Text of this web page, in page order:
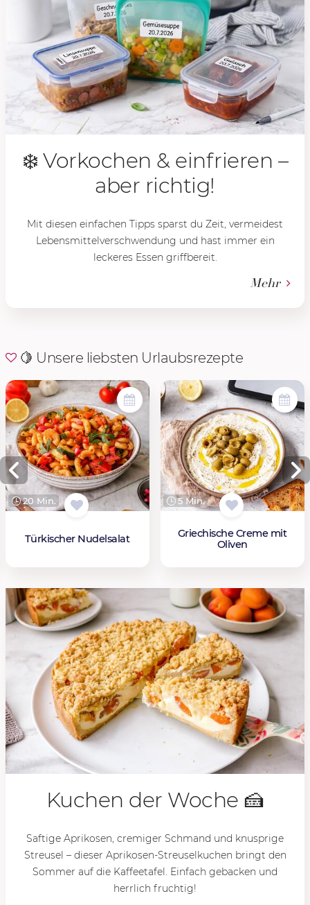
❄️ Vorkochen & einfrieren –
aber richtig!
Mit diesen einfachen Tipps sparst du Zeit, vermeidest
Lebensmittelverschwendung und hast immer ein
leckeres Essen griffbereit.
Mehr
🍋 Unsere liebsten Urlaubsrezepte
20 Min.
Türkischer Nudelsalat
5 Min.
Griechische Creme mit
Oliven
Kuchen der Woche 🍰
Saftige Aprikosen, cremiger Schmand und knusprige
Streusel – dieser Aprikosen-Streuselkuchen bringt den
Sommer auf die Kaffeetafel. Einfach gebacken und
herrlich fruchtig!